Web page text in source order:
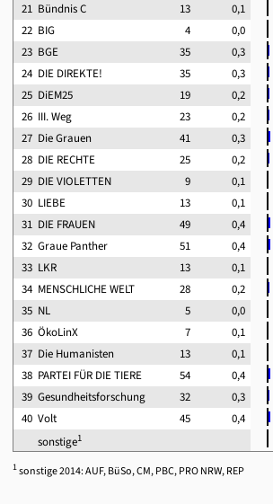
21 Bündnis C 13
0,1
22 BIG 4
0,0
23 BGE 35
0,3
24 DIE DIREKTE! 35
0,3
25 DiEM25 19
0,2
26 III. Weg 23
0,2
27 Die Grauen 41
0,3
28 DIE RECHTE 25
0,2
29 DIE VIOLETTEN 9
0,1
30 LIEBE 13
0,1
31 DIE FRAUEN 49
0,4
32 Graue Panther 51
0,4
33 LKR 13
0,1
34 MENSCHLICHE WELT 28
0,2
35 NL 5
0,0
36 ÖkoLinX 7
0,1
37 Die Humanisten 13
0,1
38 PARTEI FÜR DIE TIERE 54
0,4
39 Gesundheitsforschung 32
0,3
40 Volt 45
0,4
sonstige1
1sonstige 2014: AUF, BüSo, CM, PBC, PRO NRW, REP